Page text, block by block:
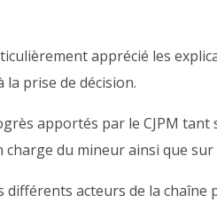
apprécié les
prise de décision.
apportés par le CJPM
du mineur ainsi que
acteurs de la chaîne